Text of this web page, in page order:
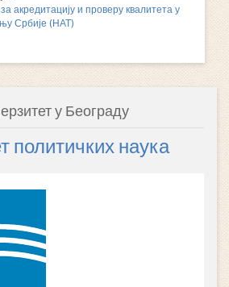
акредитацију и проверу квалитета у
Србије (НАТ)
у Београду
политичких наука